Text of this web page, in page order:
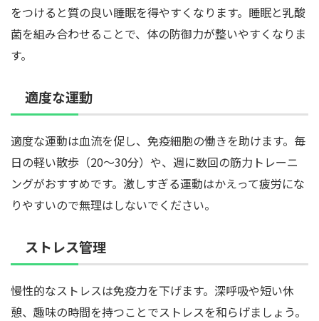
をつけると質の良い睡眠を得やすくなります。睡眠と乳酸
菌を組み合わせることで、体の防御力が整いやすくなりま
す。
適度な運動
適度な運動は血流を促し、免疫細胞の働きを助けます。毎
日の軽い散歩（20〜30分）や、週に数回の筋力トレーニ
ングがおすすめです。激しすぎる運動はかえって疲労にな
りやすいので無理はしないでください。
ストレス管理
慢性的なストレスは免疫力を下げます。深呼吸や短い休
憩、趣味の時間を持つことでストレスを和らげましょう。